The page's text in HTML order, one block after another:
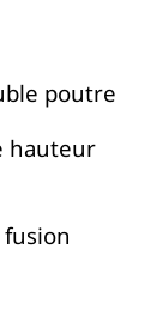
poutre
hauteur